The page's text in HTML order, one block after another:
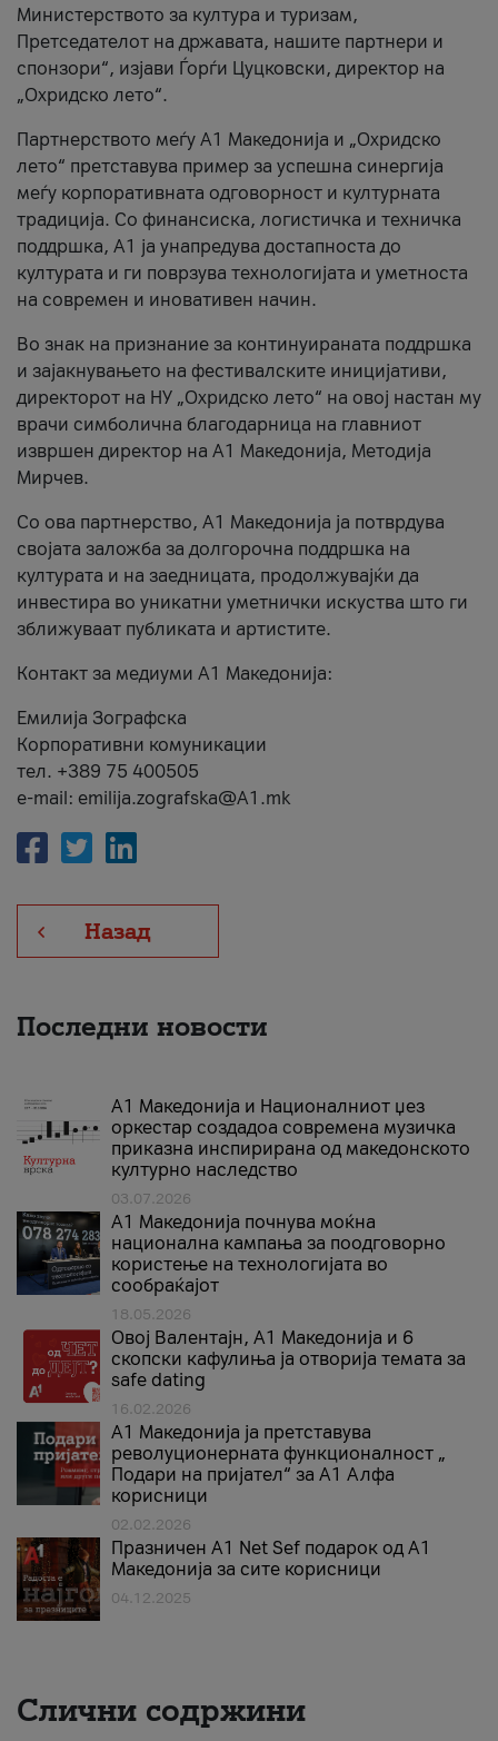
Министерството за култура и туризам,
Претседателот на државата, нашите партнери и
спонзори“, изјави Ѓорѓи Цуцковски, директор на
„Охридско лето“.
Партнерството меѓу A1 Македонија и „Охридско
лето“ претставува пример за успешна синергија
меѓу корпоративната одговорност и културната
традиција. Со финансиска, логистичка и техничка
поддршка, A1 ја унапредува достапноста до
културата и ги поврзува технологијата и уметноста
на современ и иновативен начин.
Во знак на признание за континуираната поддршка
и зајакнувањето на фестивалските иницијативи,
директорот на НУ „Охридско лето“ на овој настан му
врачи симболична благодарница на главниот
извршен директор на A1 Македонија, Методија
Мирчев.
Со ова партнерство, A1 Македонија ја потврдува
својата заложба за долгорочна поддршка на
културата и на заедницата, продолжувајќи да
инвестира во уникатни уметнички искуства што ги
зближуваат публиката и артистите.
Контакт за медиуми А1 Македонија:
Емилија Зографска
Корпоративни комуникации
тел. +389 75 400505
e-mail: emilija.zografska@A1.mk
Назад
Последни новости
А1 Македонија и Националниот џез
оркестар создадоа современа музичка
приказна инспирирана од македонското
културно наследство
03.07.2026
A1 Македонија почнува моќна
национална кампања за поодговорно
користење на технологијата во
сообраќајот
18.05.2026
Овој Валентајн, A1 Македонија и 6
скопски кафулиња ја отворија темата за
safe dating
16.02.2026
А1 Македонија ја претставува
револуционерната функционалност „
Подари на пријател“ за А1 Алфа
корисници
02.02.2026
Празничен A1 Net Sеf подарок од А1
Македонија за сите корисници
04.12.2025
Слични содржини